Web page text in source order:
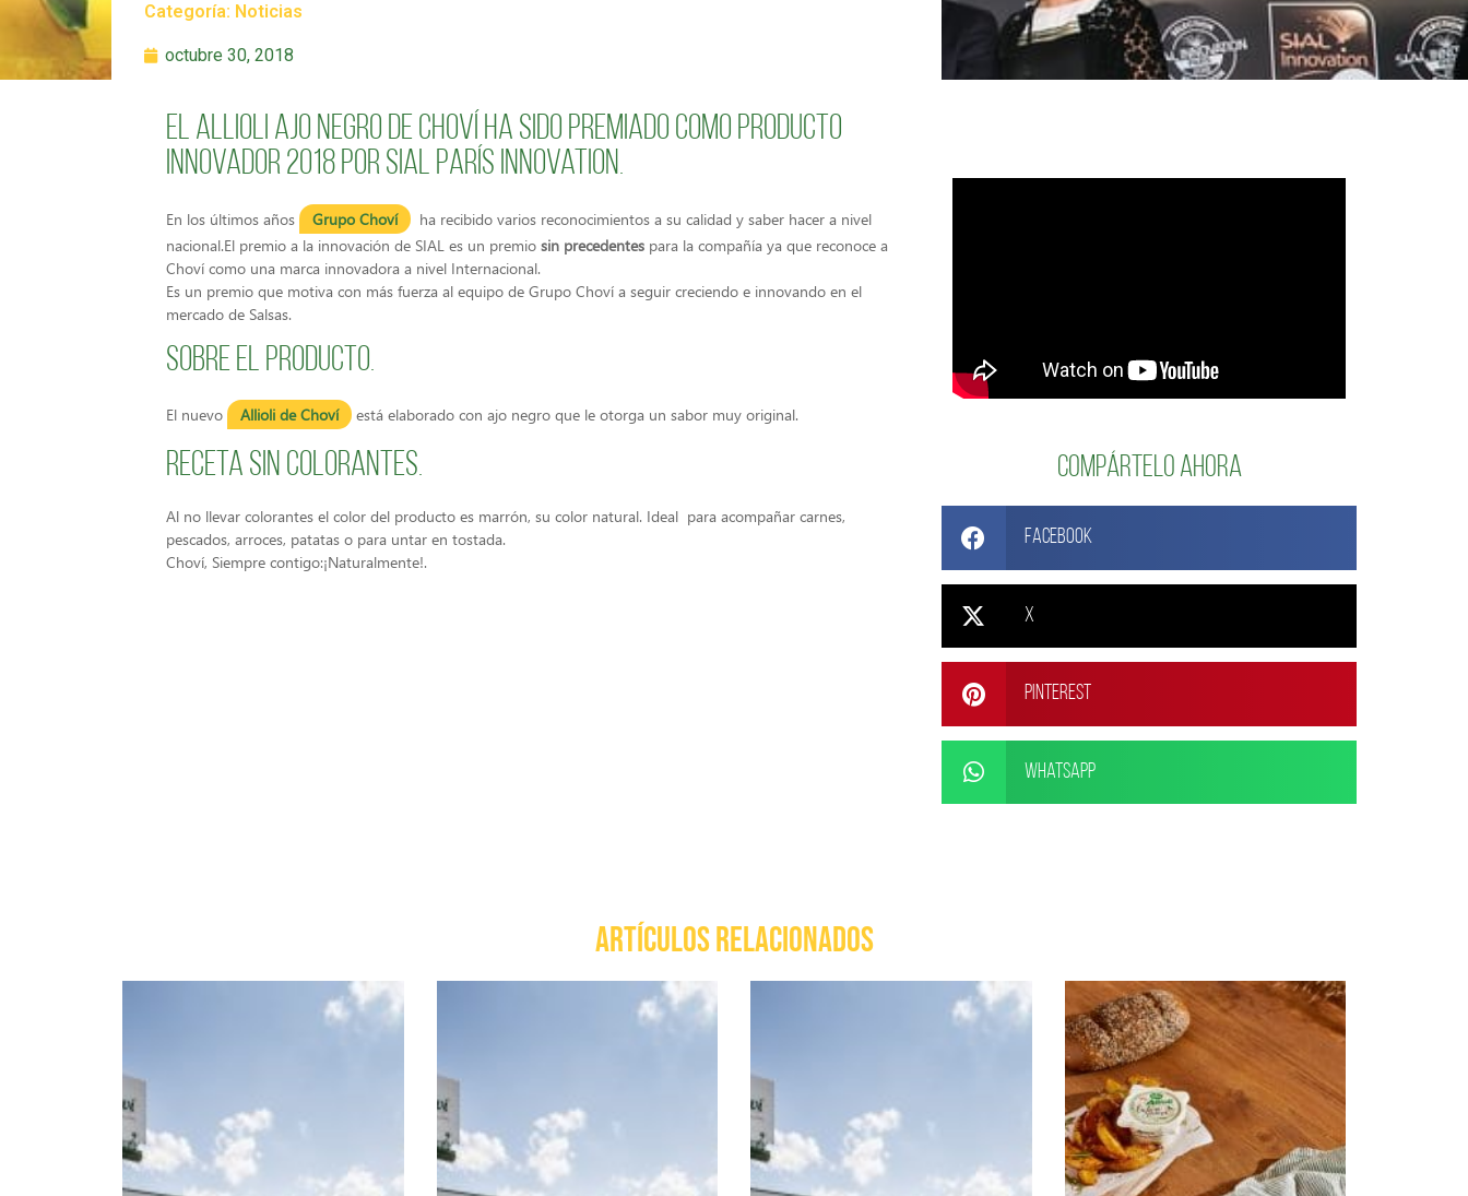
Categoría: Noticias
octubre 30, 2018
El Allioli Ajo Negro de Choví ha sido premiado como producto
innovador 2018 por SIAL París Innovation.
En los últimos años Grupo Choví
ha recibido varios reconocimientos a su calidad y saber hacer a nivel
nacional.El premio a la innovación de SIAL es un premio sin precedentes para la compañía ya que reconoce a
Choví como una marca innovadora a nivel Internacional.
Es un premio que motiva con más fuerza al equipo de Grupo Choví a seguir creciendo e innovando en el
mercado de Salsas.
Sobre el producto.
El nuevo Allioli de Choví está elaborado con ajo negro que le otorga un sabor muy original.
Receta sin colorantes.
Al no llevar colorantes el color del producto es marrón, su color natural. Ideal para acompañar carnes,
pescados, arroces, patatas o para untar en tostada.
Choví, Siempre contigo:¡Naturalmente!.
Compártelo ahora
Facebook
X
Pinterest
WhatsApp
ARTÍCULOS RELACIONADOS